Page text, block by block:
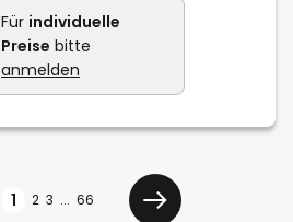
Für individuelle
Preise bitte
anmelden
1 2 3 ... 66
Weiter